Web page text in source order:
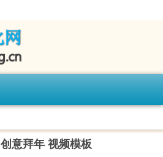
创意拜年 视频模板